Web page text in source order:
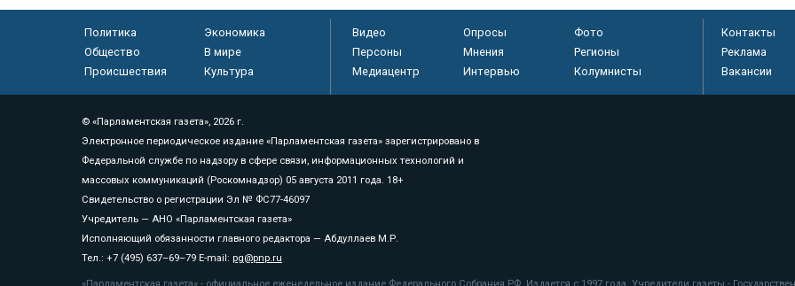
Политика
Экономика
Общество
В мире
Происшествия
Культура
Видео Опросы
Фото
Персоны
Мнения
Регионы
Медиацентр
Интервью Колумнисты
Контакты
Реклама
Вакансии
© «Парламентская газета», 2026 г.
Электронное периодическое издание «Парламентская газета» зарегистрировано в
Федеральной службе по надзору в сфере связи, информационных технологий и
массовых коммуникаций (Роскомнадзор) 05 августа 2011 года. 18+
Свидетельство о регистрации Эл № ФС77-46097
Учредитель — АНО «Парламентская газета»
Исполняющий обязанности главного редактора — Абдуллаев М.Р.
Тел.: +7 (495) 637–69–79 E-mail: pg@pnp.ru